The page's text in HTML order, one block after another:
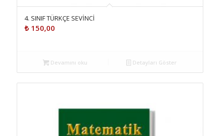
4. SINIF TÜRKÇE SEVİNCİ
₺150,00
Devamını oku Detayları Göster